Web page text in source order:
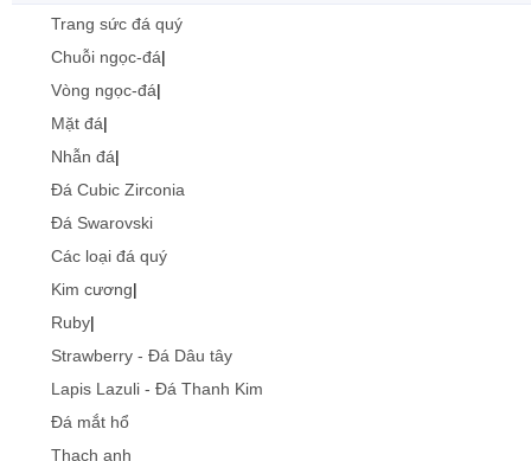
Trang sức đá quý
Chuỗi ngọc-đá|
Vòng ngọc-đá|
Mặt đá|
Nhẫn đá|
Đá Cubic Zirconia
Đá Swarovski
Các loại đá quý
Kim cương|
Ruby|
Strawberry - Đá Dâu tây
Lapis Lazuli - Đá Thanh Kim
Đá mắt hổ
Thạch anh